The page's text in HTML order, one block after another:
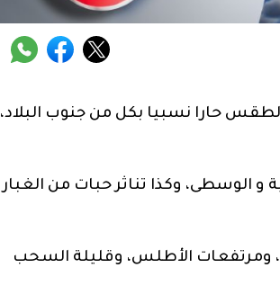
الطقس حارا نسبيا بكل من جنوب البلاد،
وكذا تناثر حبات من الغبار
ومرتفعات الأطلس، وقليلة السحب